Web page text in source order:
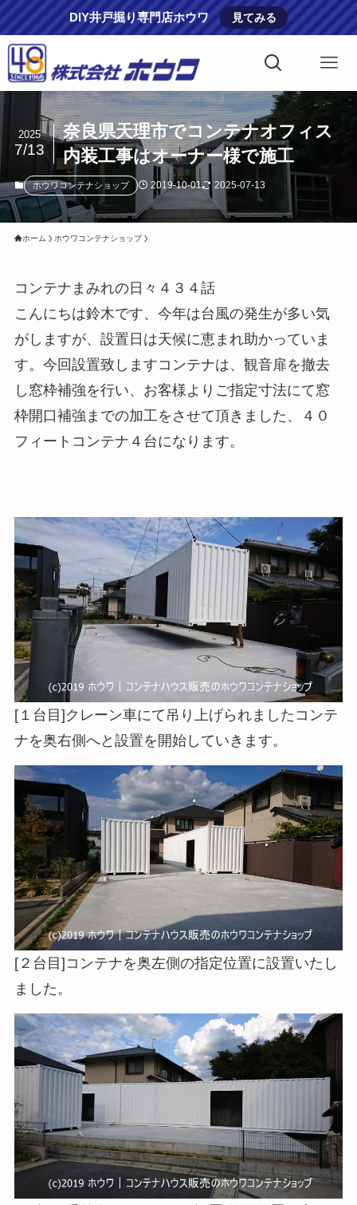
DIY井戸掘り専門店ホウワ 見てみる
奈良県天理市でコンテナオフィス
内装工事はオーナー様で施工
2025
7/13
ホウワコンテナショップ 2019-10-01 2025-07-13
ホーム ホウワコンテナショップ
コンテナまみれの日々４３４話
こんにちは鈴木です、今年は台風の発生が多い気
がしますが、設置日は天候に恵まれ助かっていま
す。今回設置致しますコンテナは、観音扉を撤去
し窓枠補強を行い、お客様よりご指定寸法にて窓
枠開口補強までの加工をさせて頂きました、４０
フィートコンテナ４台になります。
[１台目]クレーン車にて吊り上げられましたコンテ
ナを奥右側へと設置を開始していきます。
[２台目]コンテナを奥左側の指定位置に設置いたし
ました。